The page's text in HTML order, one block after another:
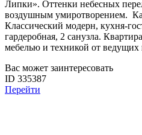
Липки». Оттенки небесных
воздушным умиротворением.
Классический модерн, кухня-
гардеробная, 2 санузла.
мебелью и техникой от ведущих
Вас может заинтересовать
ID 335387
Перейти